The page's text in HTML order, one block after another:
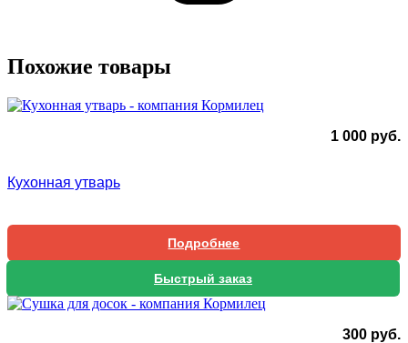
Похожие товары
1 000 руб.
Кухонная утварь
Подробнее
Быстрый заказ
300 руб.